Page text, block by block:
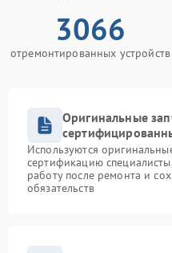
3066
отремонтированных устройств
Оригинальные
Используются
сертификацию
работу после ремонта и
обязательств